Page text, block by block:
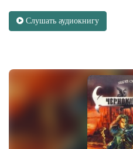
Слушать аудиокнигу